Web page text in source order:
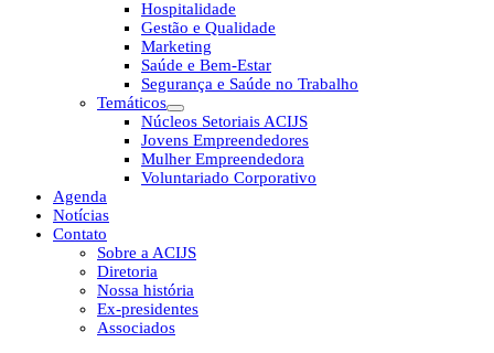
Hospitalidade
Gestão e Qualidade
Marketing
Saúde e Bem-Estar
Segurança e Saúde no Trabalho
Temáticos
Núcleos Setoriais ACIJS
Jovens Empreendedores
Mulher Empreendedora
Voluntariado Corporativo
Agenda
Notícias
Contato
Sobre a ACIJS
Diretoria
Nossa história
Ex-presidentes
Associados